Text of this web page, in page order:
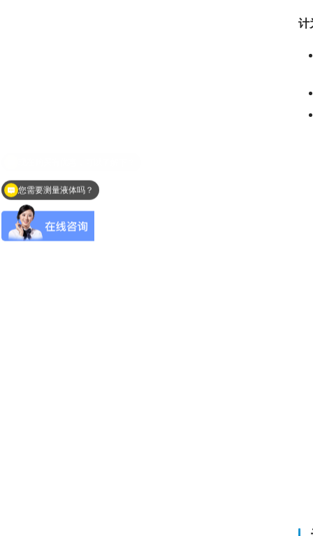
计
您需要测量液体吗？